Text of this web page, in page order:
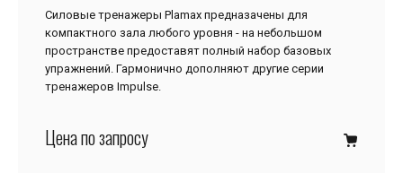
Силовые тренажеры Plamax предназачены для
компактного зала любого уровня - на небольшом
пространстве предоставят полный набор базовых
упражнений. Гармонично дополняют другие серии
тренажеров Impulse.
Цена по запросу